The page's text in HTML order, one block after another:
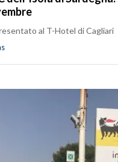
al T-Hotel di Cagliari